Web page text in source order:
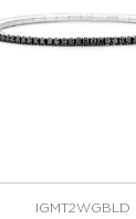
IGMT2WGBLD